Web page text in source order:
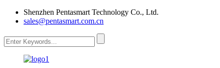
Shenzhen Pentasmart Technology Co., Ltd.
sales@pentasmart.com.cn